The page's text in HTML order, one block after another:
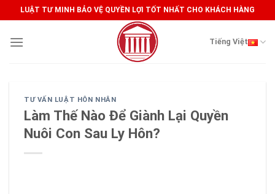
to
content
LUẬT TƯ MINH BẢO VỆ QUYỀN LỢI TỐT NHẤT CHO KHÁCH HÀNG
Tiếng Việt
TƯ VẤN LUẬT HÔN NHÂN
Làm Thế Nào Để Giành Lại Quyền
Nuôi Con Sau Ly Hôn?